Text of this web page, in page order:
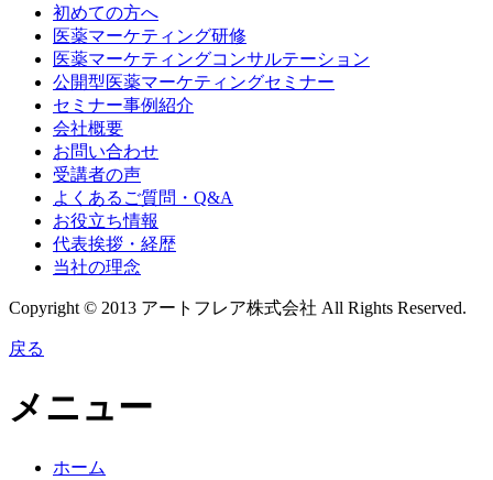
初めての方へ
医薬マーケティング研修
医薬マーケティングコンサルテーション
公開型医薬マーケティングセミナー
セミナー事例紹介
会社概要
お問い合わせ
受講者の声
よくあるご質問・Q&A
お役立ち情報
代表挨拶・経歴
当社の理念
Copyright © 2013 アートフレア株式会社 All Rights Reserved.
戻る
メニュー
ホーム